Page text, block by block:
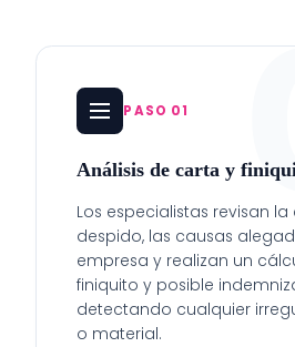
PASO 01
Análisis de carta y
Los especialistas revisan
despido, las causas
empresa y realizan un
finiquito y posible
detectando cualquier
o material.